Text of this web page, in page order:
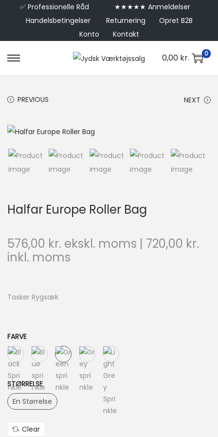
✅ Professionelle Råd
★★★★★ Anmeldelser
Handelsbetingelser
Returnering
Opret B2B
Konto
Kontakt
0,00 kr. 0
PREVIOUS NEXT
Halfar Europe Roller Bag
576,00 kr. ekskl. moms | 720,00 kr.
inkl. moms
Tasker Rygsæk
FARVE
STØRRELSE
En Størrelse
Clear